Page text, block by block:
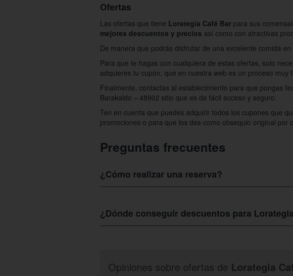
Ofertas
Las ofertas que tiene Lorategia Café Bar para sus
mejores descuentos y precios así como con atractivas
De manera que podrás disfrutar de una excelente comida
Para que te hagas con cualquiera de estas ofertas, solo
adquieres tu cupón, que en nuestra web es un proceso muy
Finalmente, contactas al establecimiento para que pongas
Barakaldo – 48902 sitio que es de fácil acceso y seguro.
Ten en cuenta que puedes adquirir todos los cupones que
promociones o para que los des como obsequio original por
Preguntas frecuentes
¿Cómo realizar una reserva?
lunes a jueves desde las 07:00 a las 23:00, los viernes
las 23:00.
¿Dónde conseguir descuentos para
Opiniones sobre ofertas de Lorategia